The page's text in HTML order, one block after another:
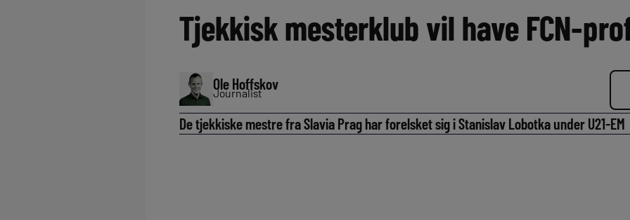
Tjekkisk mesterklub vil have FCN-
Ole Hoffskov
Journalist
De tjekkiske mestre fra Slavia Prag har forelsket sig i Stanislav Lobotka under U21-EM